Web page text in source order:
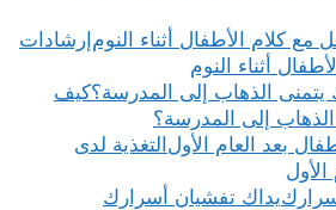
إرشادات
أثناء النوم
كيف
إلى المدرسة؟
التغذية لدى
الأول
يداك تفشيان أسرارك